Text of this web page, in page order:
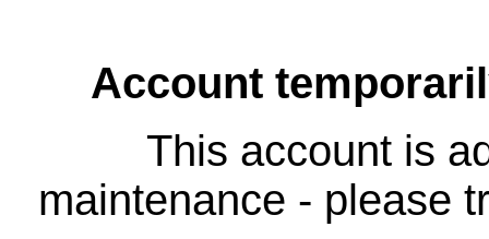
Account
This account is
maintenance - please